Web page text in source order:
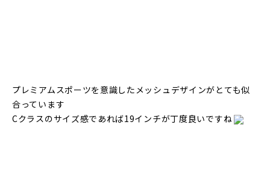
プレミアムスポーツを意識したメッシュデザインがとても似
合っています
Cクラスのサイズ感であれば19インチが丁度良いですね